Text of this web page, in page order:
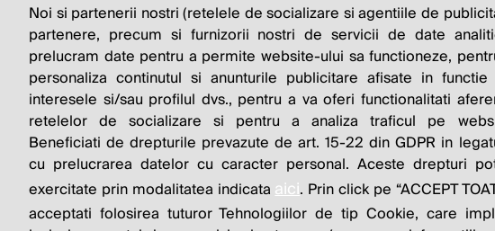
© 2026 Profit.ro. Toate drepturile rezervate. Dezvoltat de
1616.ro
Noi si partenerii nostri (retelele de socializare si agentiile de
partenere, precum si furnizorii nostri de servicii de date
prelucram date pentru a permite website-ului sa functioneze,
personaliza continutul si anunturile publicitare afisate in
interesele si/sau profilul dvs., pentru a va oferi functionalitati
retelelor de socializare si pentru a analiza traficul pe
Beneficiati de drepturile prevazute de art. 15-22 din GDPR in
cu prelucrarea datelor cu caracter personal. Aceste drepturi
exercitate prin modalitatea indicata aici. Prin click pe “ACCEPT
acceptati folosirea tuturor Tehnologiilor de tip Cookie, care